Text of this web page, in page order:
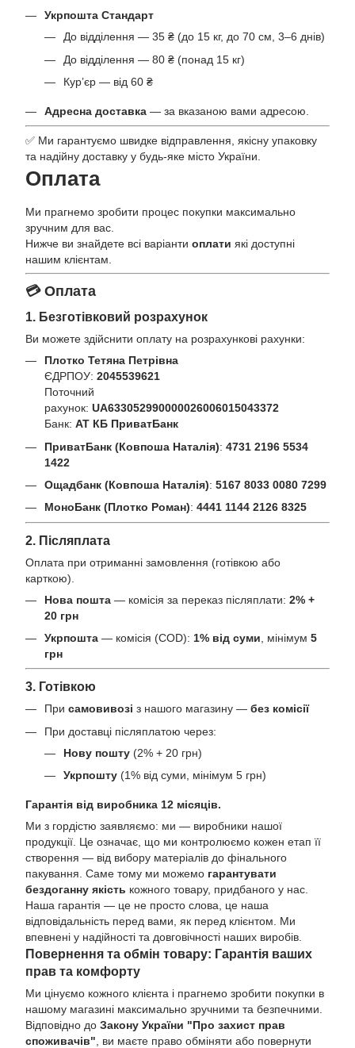
Укрпошта Стандарт
До відділення — 35 ₴ (до 15 кг, до 70 см, 3–6 днів)
До відділення — 80 ₴ (понад 15 кг)
Кур’єр — від 60 ₴
Адресна доставка — за вказаною вами адресою.
✅ Ми гарантуємо швидке відправлення, якісну упаковку
та надійну доставку у будь-яке місто України.
Оплата
Ми прагнемо зробити процес покупки максимально
зручним для вас.
Нижче ви знайдете всі варіанти оплати які доступні
нашим клієнтам.
💳 Оплата
1. Безготівковий розрахунок
Ви можете здійснити оплату на розрахункові рахунки:
Плотко Тетяна Петрівна
ЄДРПОУ: 2045539621
Поточний
рахунок: UA633052990000026006015043372
Банк: АТ КБ ПриватБанк
ПриватБанк (Ковпоша Наталія): 4731 2196 5534
1422
Ощадбанк (Ковпоша Наталія): 5167 8033 0080 7299
МоноБанк (Плотко Роман): 4441 1144 2126 8325
2. Післяплата
Оплата при отриманні замовлення (готівкою або
карткою).
Нова пошта — комісія за переказ післяплати: 2% +
20 грн
Укрпошта — комісія (COD): 1% від суми , мінімум 5
грн
3. Готівкою
При самовивозі з нашого магазину — без комісії
При доставці післяплатою через:
Нову пошту (2% + 20 грн)
Укрпошту (1% від суми, мінімум 5 грн)
Гарантія від виробника 12 місяців.
Ми з гордістю заявляємо: ми — виробники нашої
продукції. Це означає, що ми контролюємо кожен етап її
створення — від вибору матеріалів до фінального
пакування. Саме тому ми можемо гарантувати
бездоганну якість кожного товару, придбаного у нас.
Наша гарантія — це не просто слова, це наша
відповідальність перед вами, як перед клієнтом. Ми
впевнені у надійності та довговічності наших виробів.
Повернення та обмін товару: Гарантія ваших
прав та комфорту
Ми цінуємо кожного клієнта і прагнемо зробити покупки в
нашому магазині максимально зручними та безпечними.
Відповідно до Закону України "Про захист прав
споживачів" , ви маєте право обміняти або повернути